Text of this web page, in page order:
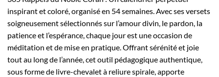
inspirant et coloré, organisé en 54 semaines. Avec ses versets
soigneusement sélectionnés sur l’amour divin, le pardon, la
patience et l’espérance, chaque jour est une occasion de
méditation et de mise en pratique. Offrant sérénité et joie
tout au long de l’année, cet outil pédagogique authentique,
sous forme de livre-chevalet à reliure spirale, apporte